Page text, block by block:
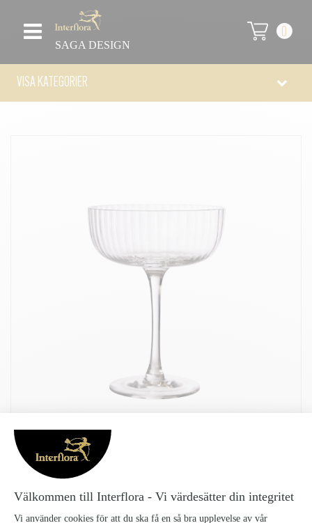
SAGA DESIGN
0
VISA KATEGORIER